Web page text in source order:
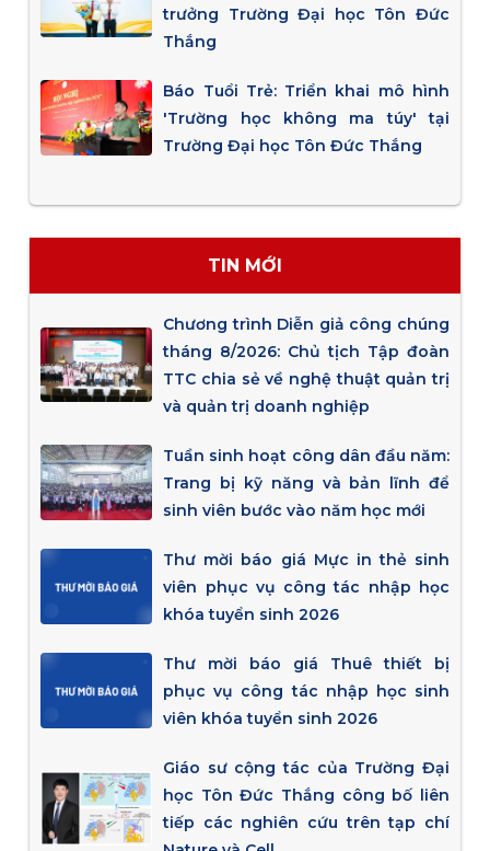
trưởng Trường Đại học Tôn Đức
Thắng
Báo Tuổi Trẻ: Triển khai mô hình
'Trường học không ma túy' tại
Trường Đại học Tôn Đức Thắng
TIN MỚI
Chương trình Diễn giả công chúng
tháng 8/2026: Chủ tịch Tập đoàn
TTC chia sẻ về nghệ thuật quản trị
và quản trị doanh nghiệp
Tuần sinh hoạt công dân đầu năm:
Trang bị kỹ năng và bản lĩnh để
sinh viên bước vào năm học mới
Thư mời báo giá Mực in thẻ sinh
viên phục vụ công tác nhập học
khóa tuyển sinh 2026
Thư mời báo giá Thuê thiết bị
phục vụ công tác nhập học sinh
viên khóa tuyển sinh 2026
Giáo sư cộng tác của Trường Đại
học Tôn Đức Thắng công bố liên
tiếp các nghiên cứu trên tạp chí